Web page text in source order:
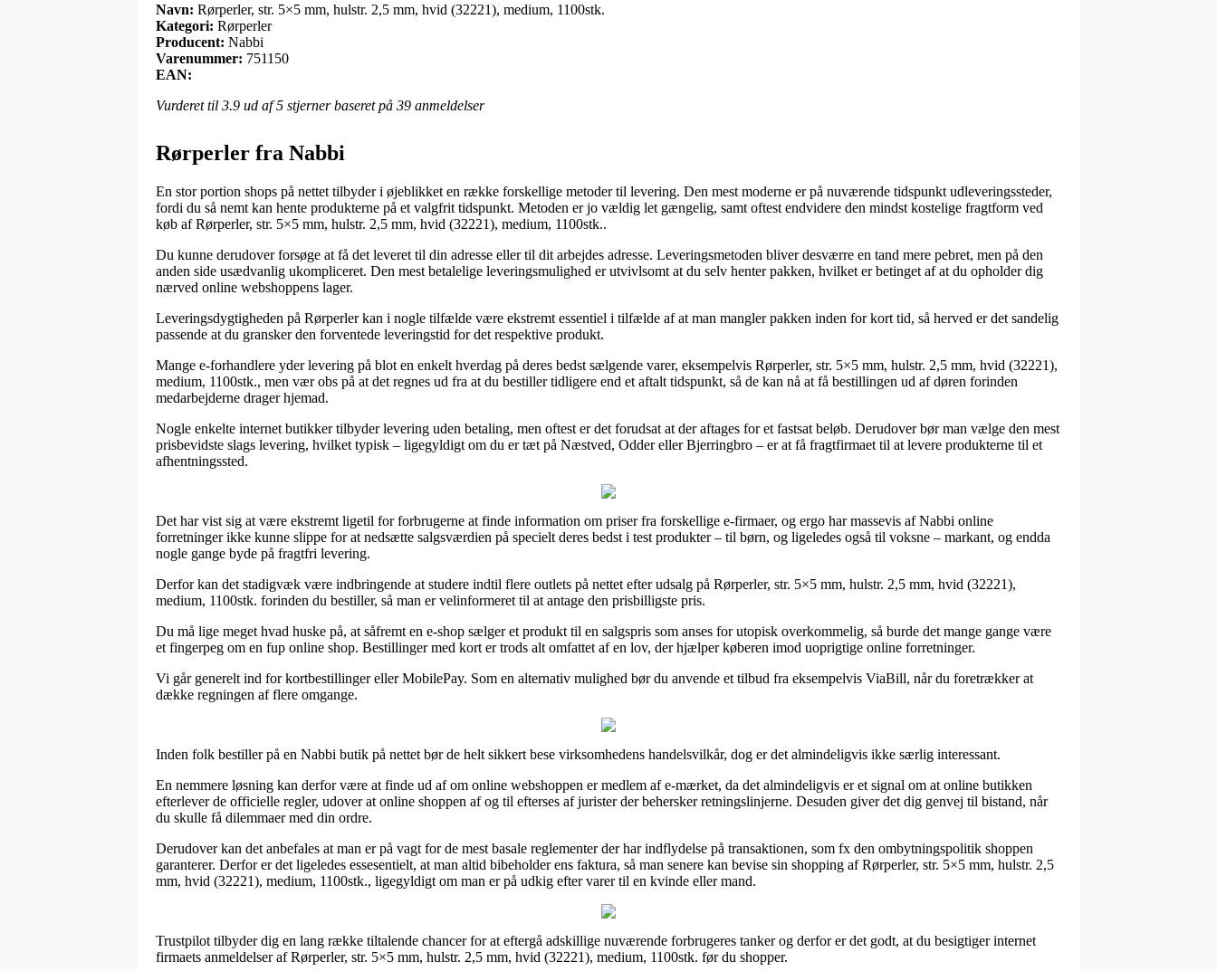
Navn: Rørperler, str. 5×5 mm, hulstr. 2,5 mm, hvid (32221), medium, 1100stk.
Kategori: Rørperler
Producent: Nabbi
Varenummer: 751150
EAN:
Vurderet til 3.9 ud af 5 stjerner baseret på 39 anmeldelser
Rørperler fra Nabbi
En stor portion shops på nettet tilbyder i øjeblikket en række forskellige metoder til levering. Den mest moderne er på nuværende tidspunkt udleveringssteder,
fordi du så nemt kan hente produkterne på et valgfrit tidspunkt. Metoden er jo vældig let gængelig, samt oftest endvidere den mindst kostelige fragtform ved
køb af Rørperler, str. 5×5 mm, hulstr. 2,5 mm, hvid (32221), medium, 1100stk..
Du kunne derudover forsøge at få det leveret til din adresse eller til dit arbejdes adresse. Leveringsmetoden bliver desværre en tand mere pebret, men på den
anden side usædvanlig ukompliceret. Den mest betalelige leveringsmulighed er utvivlsomt at du selv henter pakken, hvilket er betinget af at du opholder dig
nærved online webshoppens lager.
Leveringsdygtigheden på Rørperler kan i nogle tilfælde være ekstremt essentiel i tilfælde af at man mangler pakken inden for kort tid, så herved er det sandelig
passende at du gransker den forventede leveringstid for det respektive produkt.
Mange e-forhandlere yder levering på blot en enkelt hverdag på deres bedst sælgende varer, eksempelvis Rørperler, str. 5×5 mm, hulstr. 2,5 mm, hvid (32221),
medium, 1100stk., men vær obs på at det regnes ud fra at du bestiller tidligere end et aftalt tidspunkt, så de kan nå at få bestillingen ud af døren forinden
medarbejderne drager hjemad.
Nogle enkelte internet butikker tilbyder levering uden betaling, men oftest er det forudsat at der aftages for et fastsat beløb. Derudover bør man vælge den mest
prisbevidste slags levering, hvilket typisk – ligegyldigt om du er tæt på Næstved, Odder eller Bjerringbro – er at få fragtfirmaet til at levere produkterne til et
afhentningssted.
Det har vist sig at være ekstremt ligetil for forbrugerne at finde information om priser fra forskellige e-firmaer, og ergo har massevis af Nabbi online
forretninger ikke kunne slippe for at nedsætte salgsværdien på specielt deres bedst i test produkter – til børn, og ligeledes også til voksne – markant, og endda
nogle gange byde på fragtfri levering.
Derfor kan det stadigvæk være indbringende at studere indtil flere outlets på nettet efter udsalg på Rørperler, str. 5×5 mm, hulstr. 2,5 mm, hvid (32221),
medium, 1100stk. forinden du bestiller, så man er velinformeret til at antage den prisbilligste pris.
Du må lige meget hvad huske på, at såfremt en e-shop sælger et produkt til en salgspris som anses for utopisk overkommelig, så burde det mange gange være
et fingerpeg om en fup online shop. Bestillinger med kort er trods alt omfattet af en lov, der hjælper køberen imod uoprigtige online forretninger.
Vi går generelt ind for kortbestillinger eller MobilePay. Som en alternativ mulighed bør du anvende et tilbud fra eksempelvis ViaBill, når du foretrækker at
dække regningen af flere omgange.
Inden folk bestiller på en Nabbi butik på nettet bør de helt sikkert bese virksomhedens handelsvilkår, dog er det almindeligvis ikke særlig interessant.
En nemmere løsning kan derfor være at finde ud af om online webshoppen er medlem af e-mærket, da det almindeligvis er et signal om at online butikken
efterlever de officielle regler, udover at online shoppen af og til efterses af jurister der behersker retningslinjerne. Desuden giver det dig genvej til bistand, når
du skulle få dilemmaer med din ordre.
Derudover kan det anbefales at man er på vagt for de mest basale reglementer der har indflydelse på transaktionen, som fx den ombytningspolitik shoppen
garanterer. Derfor er det ligeledes essesentielt, at man altid bibeholder ens faktura, så man senere kan bevise sin shopping af Rørperler, str. 5×5 mm, hulstr. 2,5
mm, hvid (32221), medium, 1100stk., ligegyldigt om man er på udkig efter varer til en kvinde eller mand.
Trustpilot tilbyder dig en lang række tiltalende chancer for at eftergå adskillige nuværende forbrugeres tanker og derfor er det godt, at du besigtiger internet
firmaets anmeldelser af Rørperler, str. 5×5 mm, hulstr. 2,5 mm, hvid (32221), medium, 1100stk. før du shopper.